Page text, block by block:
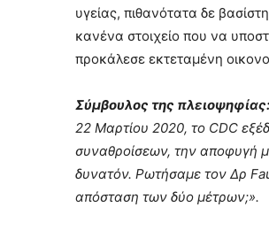
υγείας, πιθανότατα δε
κανένα στοιχείο που να
προκάλεσε εκτεταμένη
Σύμβουλος της πλειοψηφίας:
22 Μαρτίου 2020, το CDC
συναθροίσεων, την αποφυγή
δυνατόν. Ρωτήσαμε τον Δρ
απόσταση των δύο μέτρων;».